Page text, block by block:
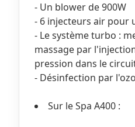
- Un blower de 900W
- 6 injecteurs air pour
- Le système turbo :
massage par
pression dans le
- Désinfection par
Sur le Spa A400 :